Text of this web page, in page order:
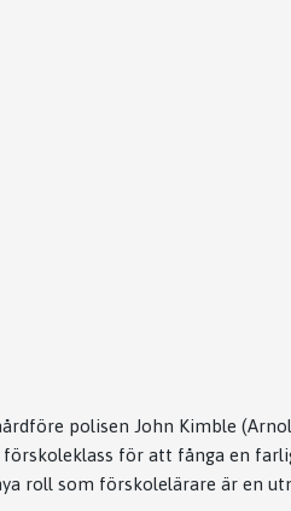
polisen John Kimble
förskoleklass för att fånga en
roll som förskolelärare är en